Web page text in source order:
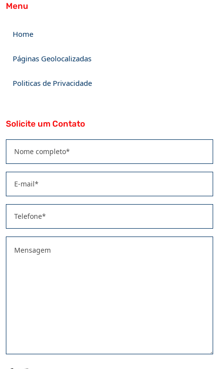
Menu
Home
Páginas Geolocalizadas
Politicas de Privacidade
Solicite um Contato